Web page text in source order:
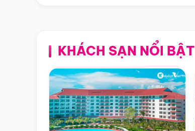
KHÁCH SẠN NỔI BẬT